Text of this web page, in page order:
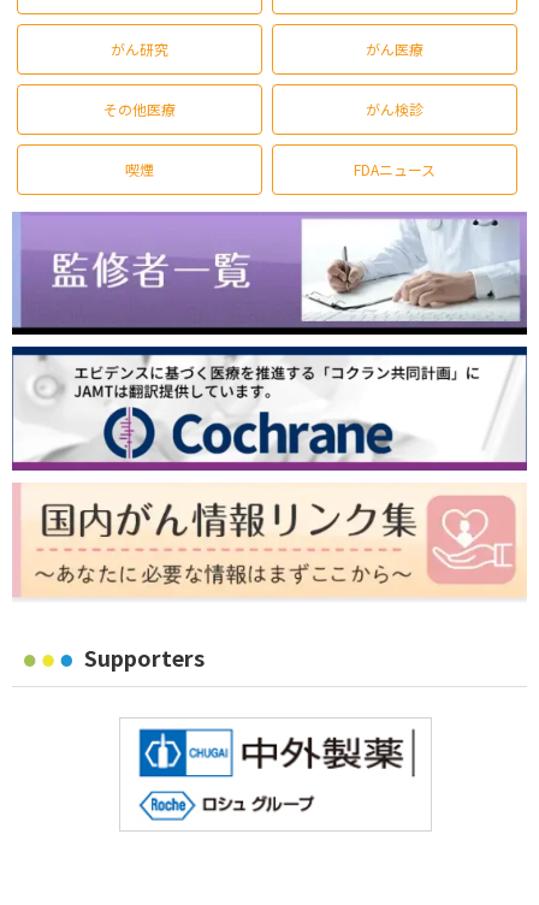
がん研究 がん医療
その他医療 がん検診
喫煙 FDAニュース
Supporters